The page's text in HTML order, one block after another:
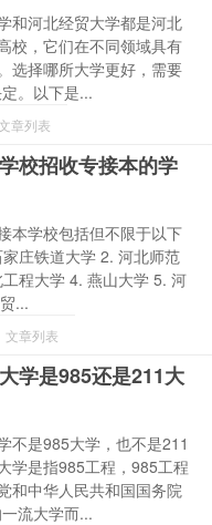
和河北经贸大学都是河北
校，它们在不同领域具有
选择哪所大学更好，需要
。以下是...
文章列表
校招收专接本的学
本学校包括但不限于以下
庄铁道大学 2. 河北师范
程大学 4. 燕山大学 5. 河
...
文章列表
学是985还是211大
不是985大学，也不是211
学是指985工程，985工程
和中华人民共和国国务院
流大学而...